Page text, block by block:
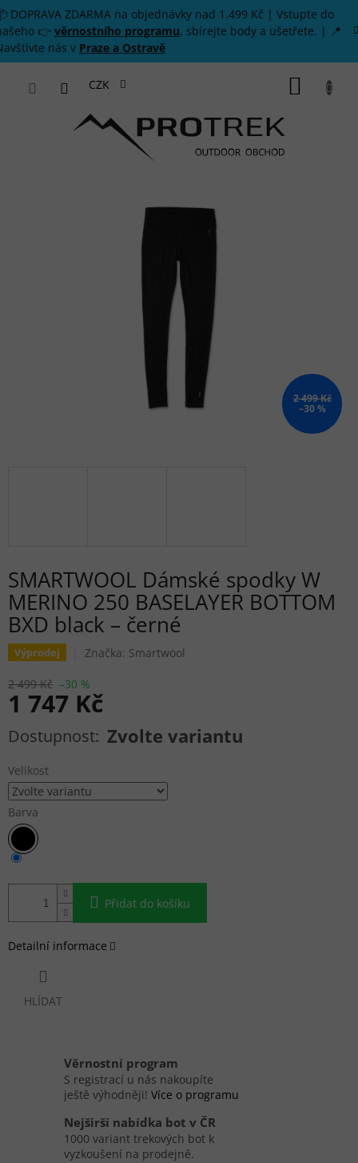
Přejít na obsah
DOPRAVA ZDARMA na objednávky nad 1.499 Kč | Vstupte do
👉 věrnostního programu, sbírejte body a ušetřete. | 📍
nás v Praze a Ostravě
CZK
2 499 Kč
–30 %
SMARTWOOL Dámské spodky W
MERINO 250 BASELAYER BOTTOM
BXD black – černé
Výprodej Značka: Smartwool
2 499 Kč –30 %
1 747 Kč
Měrná cena: Zvolte variantu
Velikost
Barva
Přidat do košíku
Detailní informace
HLÍDAT
Věrnostní program
S registrací u nás nakoupíte
ještě výhodněji! Více o programu
Nejširší nabídka bot v ČR
1000 variant trekových bot k
vyzkoušení na prodejně.